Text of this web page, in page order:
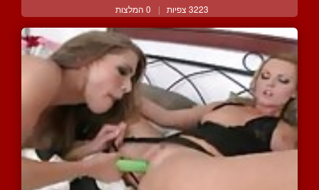
3223 צפיות | 0 המלצות